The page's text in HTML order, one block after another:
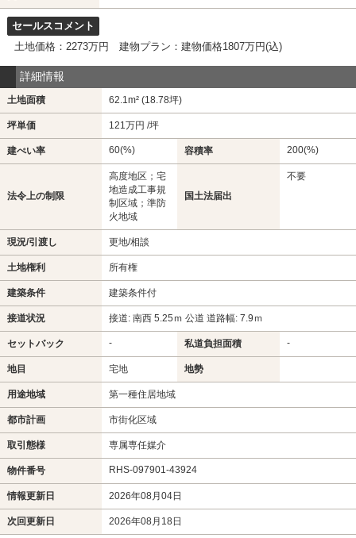
セールスコメント
土地価格：2273万円 建物プラン：建物価格1807万円(込)
詳細情報
土地面積 62.1m² (18.78坪)
坪単価 121万円 /坪
建ぺい率 60(%) 容積率 200(%)
法令上の制限
高度地区；宅
地造成工事規
制区域；準防
火地域
国土法届出
不要
現況/引渡し 更地/相談
土地権利 所有権
建築条件 建築条件付
接道状況 接道: 南西 5.25ｍ 公道 道路幅: 7.9ｍ
セットバック - 私道負担面積 -
地目 宅地 地勢
用途地域 第一種住居地域
都市計画 市街化区域
取引態様 専属専任媒介
物件番号 RHS-097901-43924
情報更新日 2026年08月04日
次回更新日 2026年08月18日